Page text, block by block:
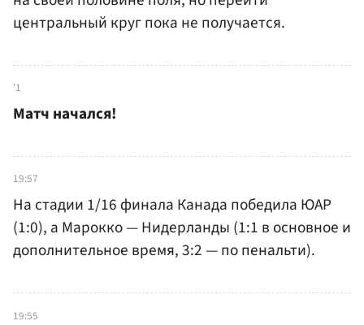
центральный круг пока не получается.
'1
Матч начался!
19:57
На стадии 1/16 финала Канада победила ЮАР
(1:0), а Марокко — Нидерланды (1:1 в основное и
дополнительное время, 3:2 — по пенальти).
19:55